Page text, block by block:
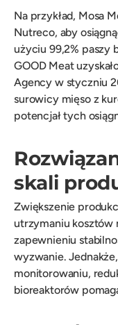
Na przykład, Mosa
Nutreco, aby
użyciu 99,2% paszy
GOOD Meat
Agency w styczniu
surowicy mięso z
potencjał tych
skali
Zwiększenie
utrzymaniu kosztów
zapewnieniu
wyzwanie.
monitorowaniu,
bioreaktorów